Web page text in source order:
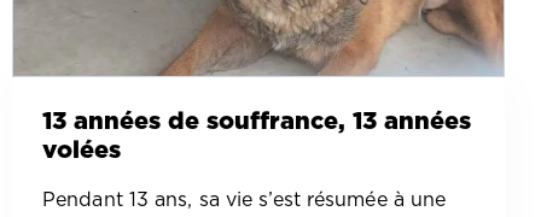
13 années de souffrance, 13 années
volées
Pendant 13 ans, sa vie s’est résumée à une